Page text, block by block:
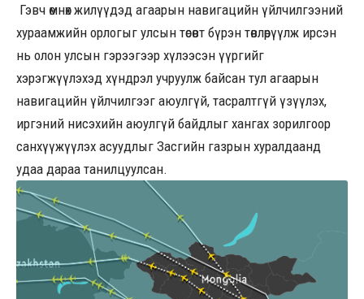
Гэвч өмнөх жилүүдэд агаарын навигацийн үйлчилгээний
хураамжийн орлогыг улсын төсөвт бүрэн төвлөрүүлж ирсэн
нь олон улсын гэрээгээр хүлээсэн үүргийг
хэрэгжүүлэхэд хүндрэл учруулж байсан тул агаарын
навигацийн үйлчилгээг аюулгүй, тасралтгүй үзүүлэх,
иргэний нисэхийн аюулгүй байдлыг хангах зорилгоор
санхүүжүүлэх асуудлыг Засгийн газрын хуралдаанд
удаа дараа танилцуулсан.